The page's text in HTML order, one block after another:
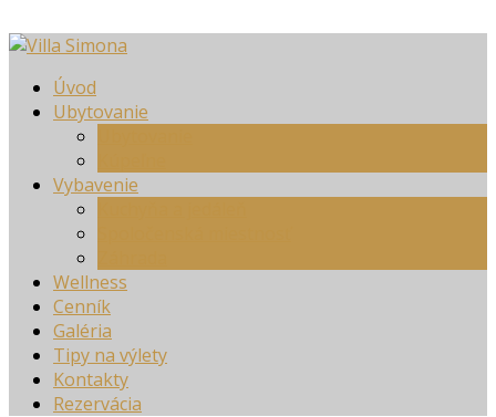
Úvod
Ubytovanie
Vybavenie
Wellness
Cenník
Galéria
Tipy na výlety
Kontakty
Rezervácia